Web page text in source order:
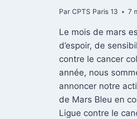
Par CPTS Paris 13 7
Le mois de mars
d’espoir, de
contre le cancer
année, nous
annoncer notre
de Mars Bleu en
Ligue contre le